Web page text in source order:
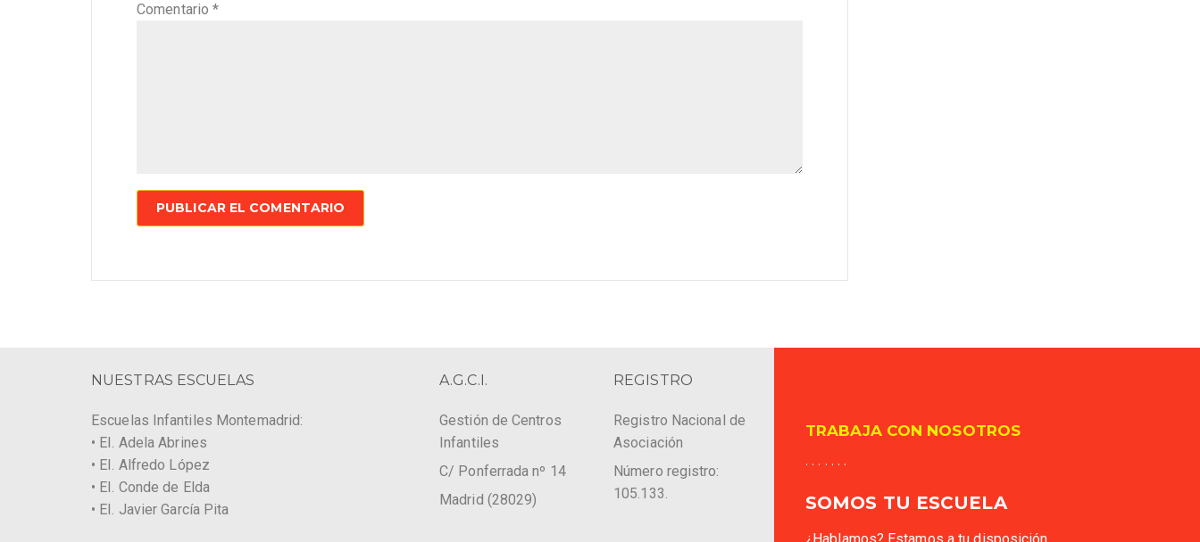
Comentario*
NUESTRAS ESCUELAS
Escuelas Infantiles Montemadrid:
• EI. Adela Abrines
• EI. Alfredo López
• EI. Conde de Elda
• EI. Javier García Pita
A.G.C.I.
Gestión de Centros
Infantiles
C/ Ponferrada nº 14
Madrid (28029)
REGISTRO
Registro Nacional de
Asociación
Número registro:
105.133.
TRABAJA CON NOSOTROS
. . . . . . .
SOMOS TU ESCUELA